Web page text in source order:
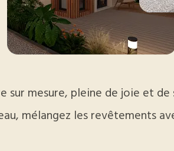
mesure, pleine de joie et
mélangez les revêtements